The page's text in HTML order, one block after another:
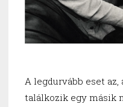
A legdurvább eset
találkozik egy másik